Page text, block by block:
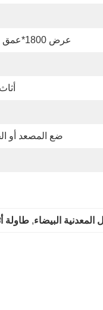
عرض 1800*عمق 1600*ارتفاع 750
ضع المصعد أو
المعدنية البيضاء, طاولة